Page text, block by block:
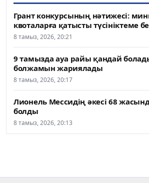
Грант конкурсының нәтижесі:
квоталарға қатысты түсініктеме
8 тамыз, 2026, 20:21
9 тамызда ауа райы қандай
болжамын жариялады
8 тамыз, 2026, 20:17
Лионель Мессидің әкесі 68
болды
8 тамыз, 2026, 20:13